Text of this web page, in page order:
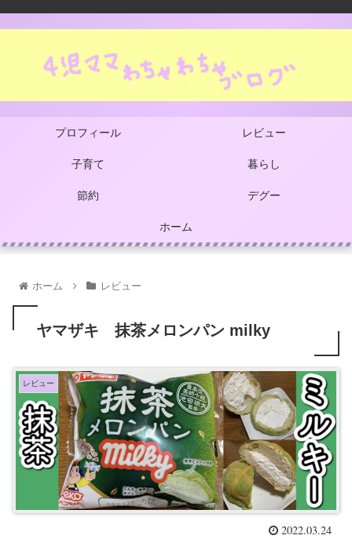
プロフィール レビュー
子育て 暮らし
節約 デグー
ホーム
ホーム レビュー
ヤマザキ 抹茶メロンパン milky
レビュー
2022.03.24